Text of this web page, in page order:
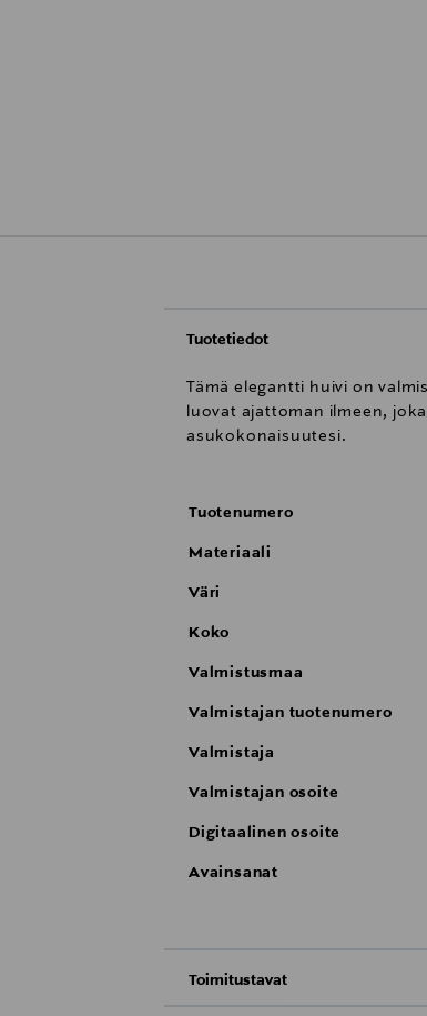
Tuotetiedot
Tämä elegantti huivi on
luovat ajattoman ilmeen,
asukokonaisuutesi.
Tuotenumero
Materiaali
Väri
Koko
Valmistusmaa
Valmistajan tuotenumero
Valmistaja
Valmistajan osoite
Digitaalinen osoite
Avainsanat
Toimitustavat